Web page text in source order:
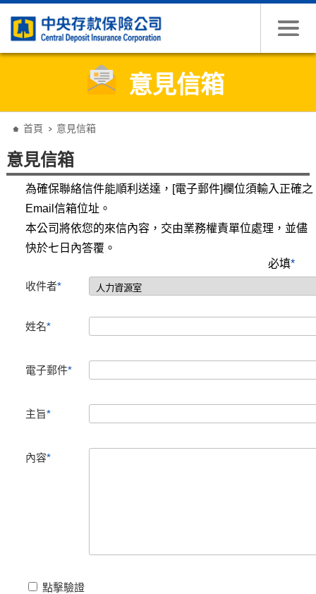
意見信箱
首頁 意見信箱
意見信箱
為確保聯絡信件能順利送達，[電子郵件]欄位須輸入正確之
Email信箱位址。
本公司將依您的來信內容，交由業務權責單位處理，並儘
快於七日內答覆。
必填*
收件者*
姓名*
電子郵件*
主旨*
內容*
點擊驗證